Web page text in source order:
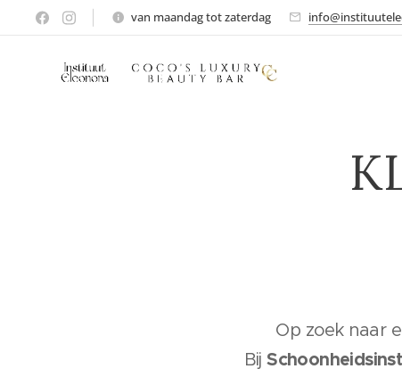
van maandag tot zaterdag
Op zoek naar
Bij